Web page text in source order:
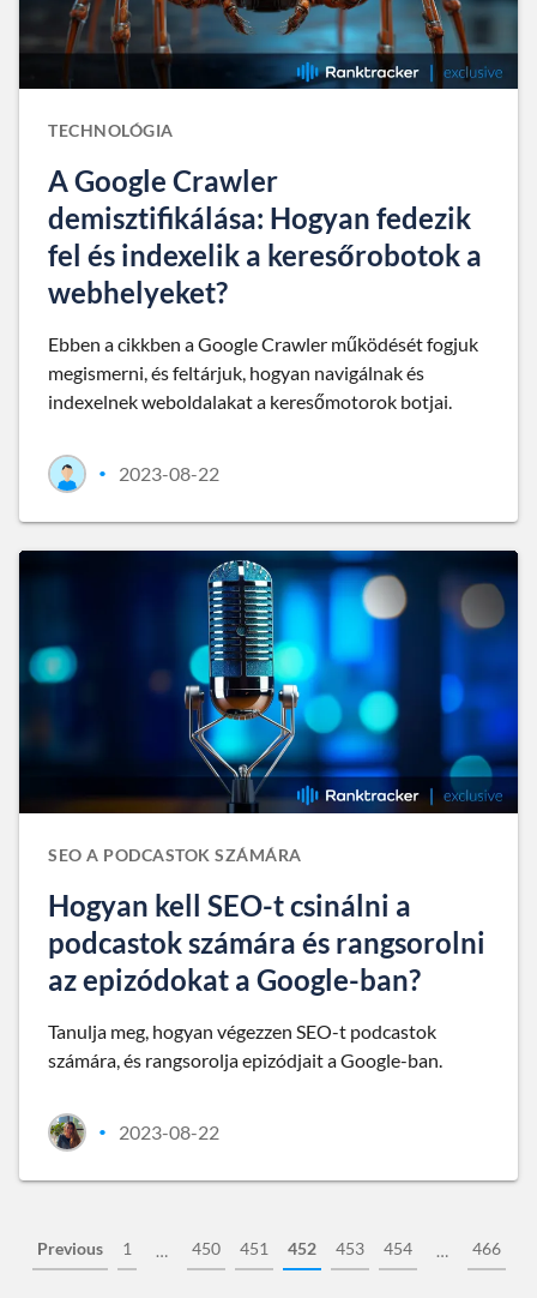
TECHNOLÓGIA
A Google Crawler
demisztifikálása: Hogyan fedezik
fel és indexelik a keresőrobotok a
webhelyeket?
Ebben a cikkben a Google Crawler működését fogjuk
megismerni, és feltárjuk, hogyan navigálnak és
indexelnek weboldalakat a keresőmotorok botjai.
• 2023-08-22
SEO A PODCASTOK SZÁMÁRA
Hogyan kell SEO-t csinálni a
podcastok számára és rangsorolni
az epizódokat a Google-ban?
Tanulja meg, hogyan végezzen SEO-t podcastok
számára, és rangsorolja epizódjait a Google-ban.
• 2023-08-22
Previous 1 … 450 451 452 453 454 … 466